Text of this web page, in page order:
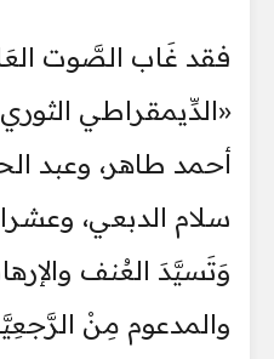
فقد غَاب الصَّوت
«الدِّيمقراطي
أحمد طاهر، وعبد
سلام الدبعي،
وَتَسيَّدَ العُنف
والمدعوم مِنْ